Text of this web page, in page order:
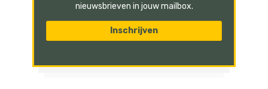
nieuwsbrieven in jouw mailbox.